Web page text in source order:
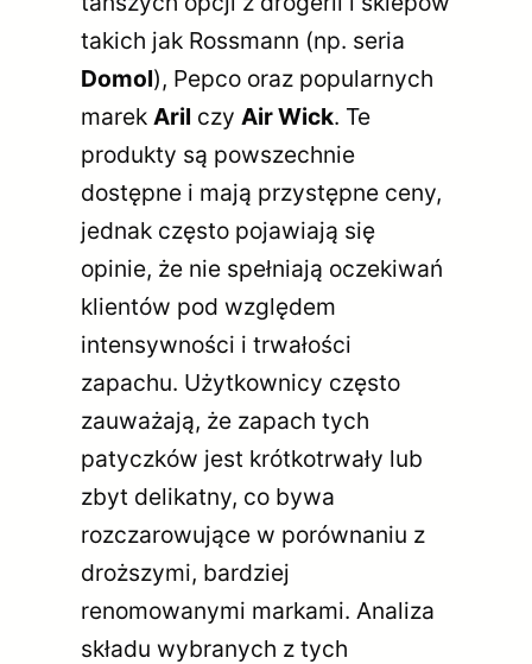
takich jak Rossmann (np. seria
Domol), Pepco oraz popularnych
marek Aril czy Air Wick. Te
produkty są powszechnie
dostępne i mają przystępne ceny,
jednak często pojawiają się
opinie, że nie spełniają oczekiwań
klientów pod względem
intensywności i trwałości
zapachu. Użytkownicy często
zauważają, że zapach tych
patyczków jest krótkotrwały lub
zbyt delikatny, co bywa
rozczarowujące w porównaniu z
droższymi, bardziej
renomowanymi markami. Analiza
składu wybranych z tych